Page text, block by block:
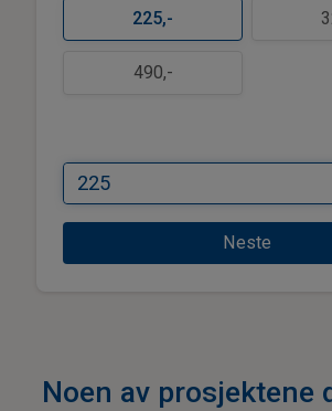
225,-
490,-
Neste
Noen av prosjektene